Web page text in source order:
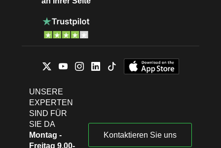
UNSERE
EXPERTEN
SIND FÜR
SIE DA
Montag -
Freitag 9.00-
Kontaktieren Sie uns